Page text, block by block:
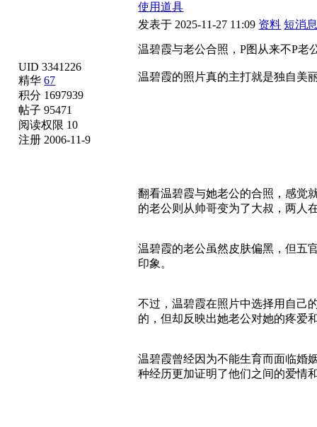
UID 3341226
精华67
积分 1697939
帖子 95471
阅读权限 10
注册 2006-11-9
使用道具
发表于 2025-11-27 11:09 资料 短消
温碧霞与老公合照，P图从来不P老
温碧霞的照片真的主打就是独自美
翻看温碧霞与她老公的合照，感觉
的老公则从帅哥变为了大叔，两人
温碧霞的老公虽然皮肤偏黑，但五
印象。
不过，温碧霞在照片中选择用自己
的，但却反映出她老公对她的疼爱
温碧霞曾经因为不能生育而面临婚
种经历更加证明了他们之间的爱情